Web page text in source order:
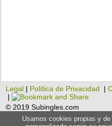
Legal | Política de Privacidad |
|
© 2019 Subingles.com
Usamos cookies propias y